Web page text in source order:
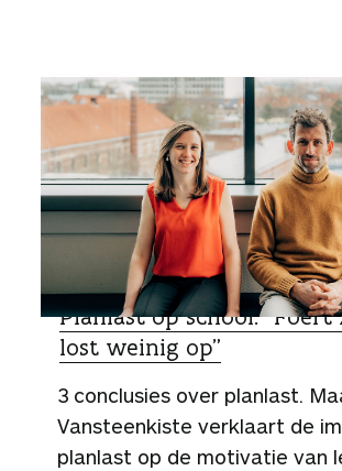
SPECIALIST
Planlast op school: “Foert
lost weinig op”
3 conclusies over planlast.
Vansteenkiste verklaart de
planlast op de motivatie van